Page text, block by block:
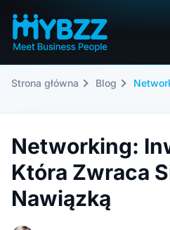
Strona główna Blog
Networking:
Która Zwraca
Nawiązką